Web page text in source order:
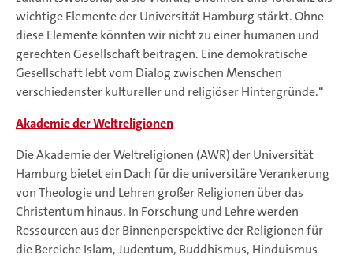
wichtige Elemente der Universität Hamburg stärkt. Ohne
diese Elemente könnten wir nicht zu einer humanen und
gerechten Gesellschaft beitragen. Eine demokratische
Gesellschaft lebt vom Dialog zwischen Menschen
verschiedenster kultureller und religiöser Hintergründe.“
Akademie der Weltreligionen
Die Akademie der Weltreligionen (AWR) der Universität
Hamburg bietet ein Dach für die universitäre Verankerung
von Theologie und Lehren großer Religionen über das
Christentum hinaus. In Forschung und Lehre werden
Ressourcen aus der Binnenperspektive der Religionen für
die Bereiche Islam, Judentum, Buddhismus, Hinduismus